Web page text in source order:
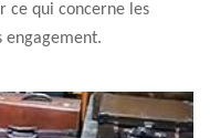
ce qui concerne les
engagement.